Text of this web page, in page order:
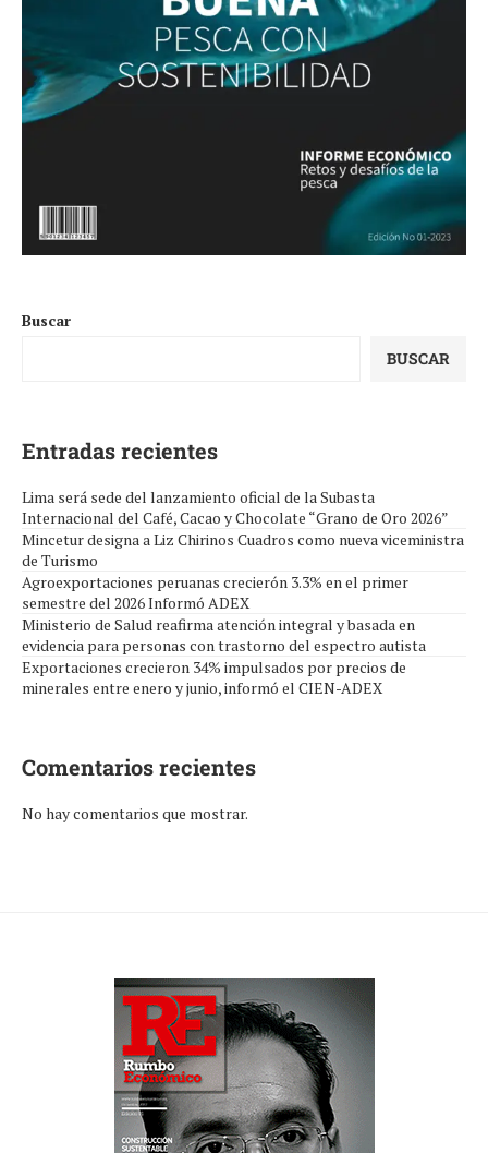
Buscar
BUSCAR
Entradas recientes
Lima será sede del lanzamiento oficial de la Subasta
Internacional del Café, Cacao y Chocolate “Grano de Oro 2026”
Mincetur designa a Liz Chirinos Cuadros como nueva viceministra
de Turismo
Agroexportaciones peruanas crecierón 3.3% en el primer
semestre del 2026 Informó ADEX
Ministerio de Salud reafirma atención integral y basada en
evidencia para personas con trastorno del espectro autista
Exportaciones crecieron 34% impulsados por precios de
minerales entre enero y junio, informó el CIEN-ADEX
Comentarios recientes
No hay comentarios que mostrar.